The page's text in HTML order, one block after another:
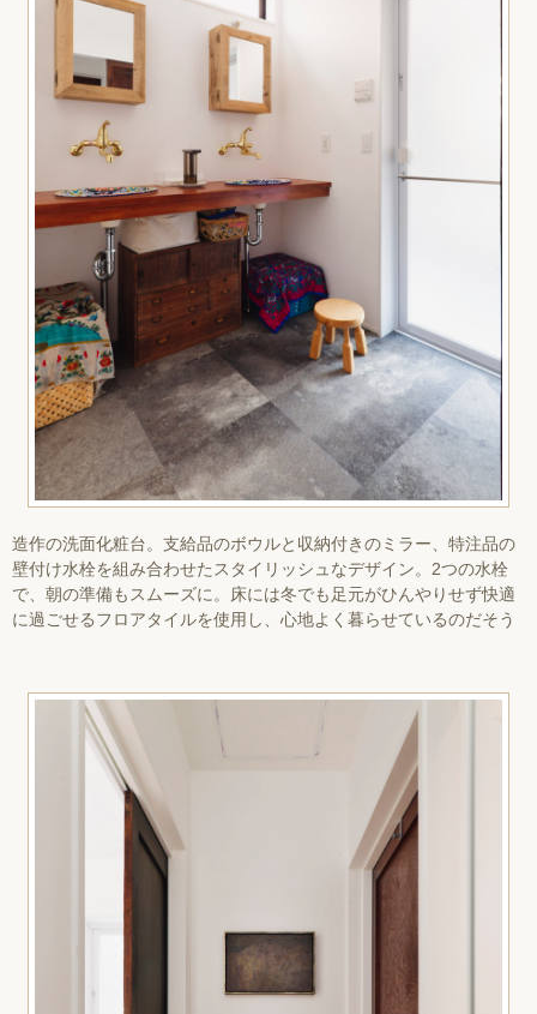
造作の洗面化粧台。支給品のボウルと収納付きのミラー、特注品の
壁付け水栓を組み合わせたスタイリッシュなデザイン。2つの水栓
で、朝の準備もスムーズに。床には冬でも足元がひんやりせず快適
に過ごせるフロアタイルを使用し、心地よく暮らせているのだそう